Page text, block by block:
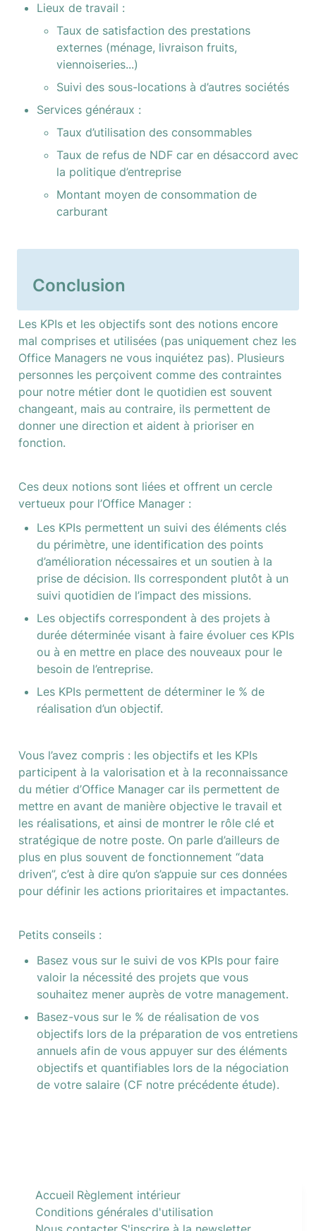
Lieux de travail :
Taux de satisfaction des prestations
externes (ménage, livraison fruits,
viennoiseries...)
Suivi des sous-locations à d’autres sociétés
Services généraux :
Taux d’utilisation des consommables
Taux de refus de NDF car en désaccord avec
la politique d’entreprise
Montant moyen de consommation de
carburant
Conclusion
Les KPIs et les objectifs sont des notions encore
mal comprises et utilisées (pas uniquement chez les
Office Managers ne vous inquiétez pas). Plusieurs
personnes les perçoivent comme des contraintes
pour notre métier dont le quotidien est souvent
changeant, mais au contraire, ils permettent de
donner une direction et aident à prioriser en
fonction.
Ces deux notions sont liées et offrent un cercle
vertueux pour l’Office Manager :
Les KPIs permettent un suivi des éléments clés
du périmètre, une identification des points
d’amélioration nécessaires et un soutien à la
prise de décision. Ils correspondent plutôt à un
suivi quotidien de l’impact des missions.
Les objectifs correspondent à des projets à
durée déterminée visant à faire évoluer ces KPIs
ou à en mettre en place des nouveaux pour le
besoin de l’entreprise.
Les KPIs permettent de déterminer le % de
réalisation d’un objectif.
Vous l’avez compris : les objectifs et les KPIs
participent à la valorisation et à la reconnaissance
du métier d’Office Manager car ils permettent de
mettre en avant de manière objective le travail et
les réalisations, et ainsi de montrer le rôle clé et
stratégique de notre poste. On parle d’ailleurs de
plus en plus souvent de fonctionnement “data
driven”, c’est à dire qu’on s’appuie sur ces données
pour définir les actions prioritaires et impactantes.
Petits conseils :
Basez vous sur le suivi de vos KPIs pour faire
valoir la nécessité des projets que vous
souhaitez mener auprès de votre management.
Basez-vous sur le % de réalisation de vos
objectifs lors de la préparation de vos entretiens
annuels afin de vous appuyer sur des éléments
objectifs et quantifiables lors de la négociation
de votre salaire (CF notre précédente étude).
Accueil Règlement intérieur
Conditions générales d'utilisation